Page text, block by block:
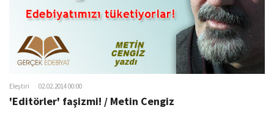
Eleştiri 02.02.2014 00:00
'Editörler' faşizmi! / Metin Cengiz